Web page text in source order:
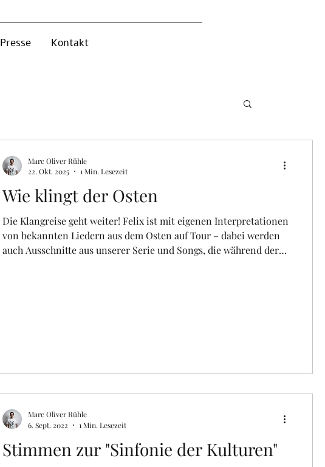
Presse Kontakt
Wie klingt der Osten
Die Klangreise geht weiter! Felix ist mit eigenen Interpretationen
von bekannten Liedern aus dem Osten auf Tour – dabei werden
auch Ausschnitte aus unserer Serie und Songs, die während der
Marc Oliver Rühle
22. Okt. 2025
1 Min. Lesezeit
Stimmen zur "Sinfonie der Kulturen"
Marc Oliver Rühle
6. Sept. 2022
1 Min. Lesezeit